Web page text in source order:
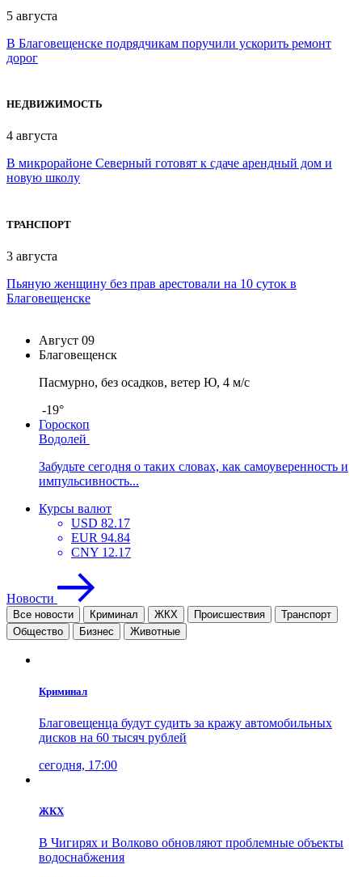
5 августа
В Благовещенске подрядчикам поручили ускорить ремонт
дорог
НЕДВИЖИМОСТЬ
4 августа
В микрорайоне Северный готовят к сдаче арендный дом и
новую школу
ТРАНСПОРТ
3 августа
Пьяную женщину без прав арестовали на 10 суток в
Благовещенске
Август 09
Благовещенск
Пасмурно, без осадков, ветер Ю, 4 м/с
-19°
Гороскоп
Водолей
Забудьте сегодня о таких словах, как самоуверенность и
импульсивность...
Курсы валют
USD 82.17
EUR 94.84
CNY 12.17
Новости
Все новости Криминал ЖКХ Проиcшествия
Транспорт
Общество
Бизнес Животные
Криминал
Благовещенца будут судить за кражу автомобильных
дисков на 60 тысяч рублей
сегодня, 17:00
ЖКХ
В Чигирях и Волково обновляют проблемные объекты
водоснабжения